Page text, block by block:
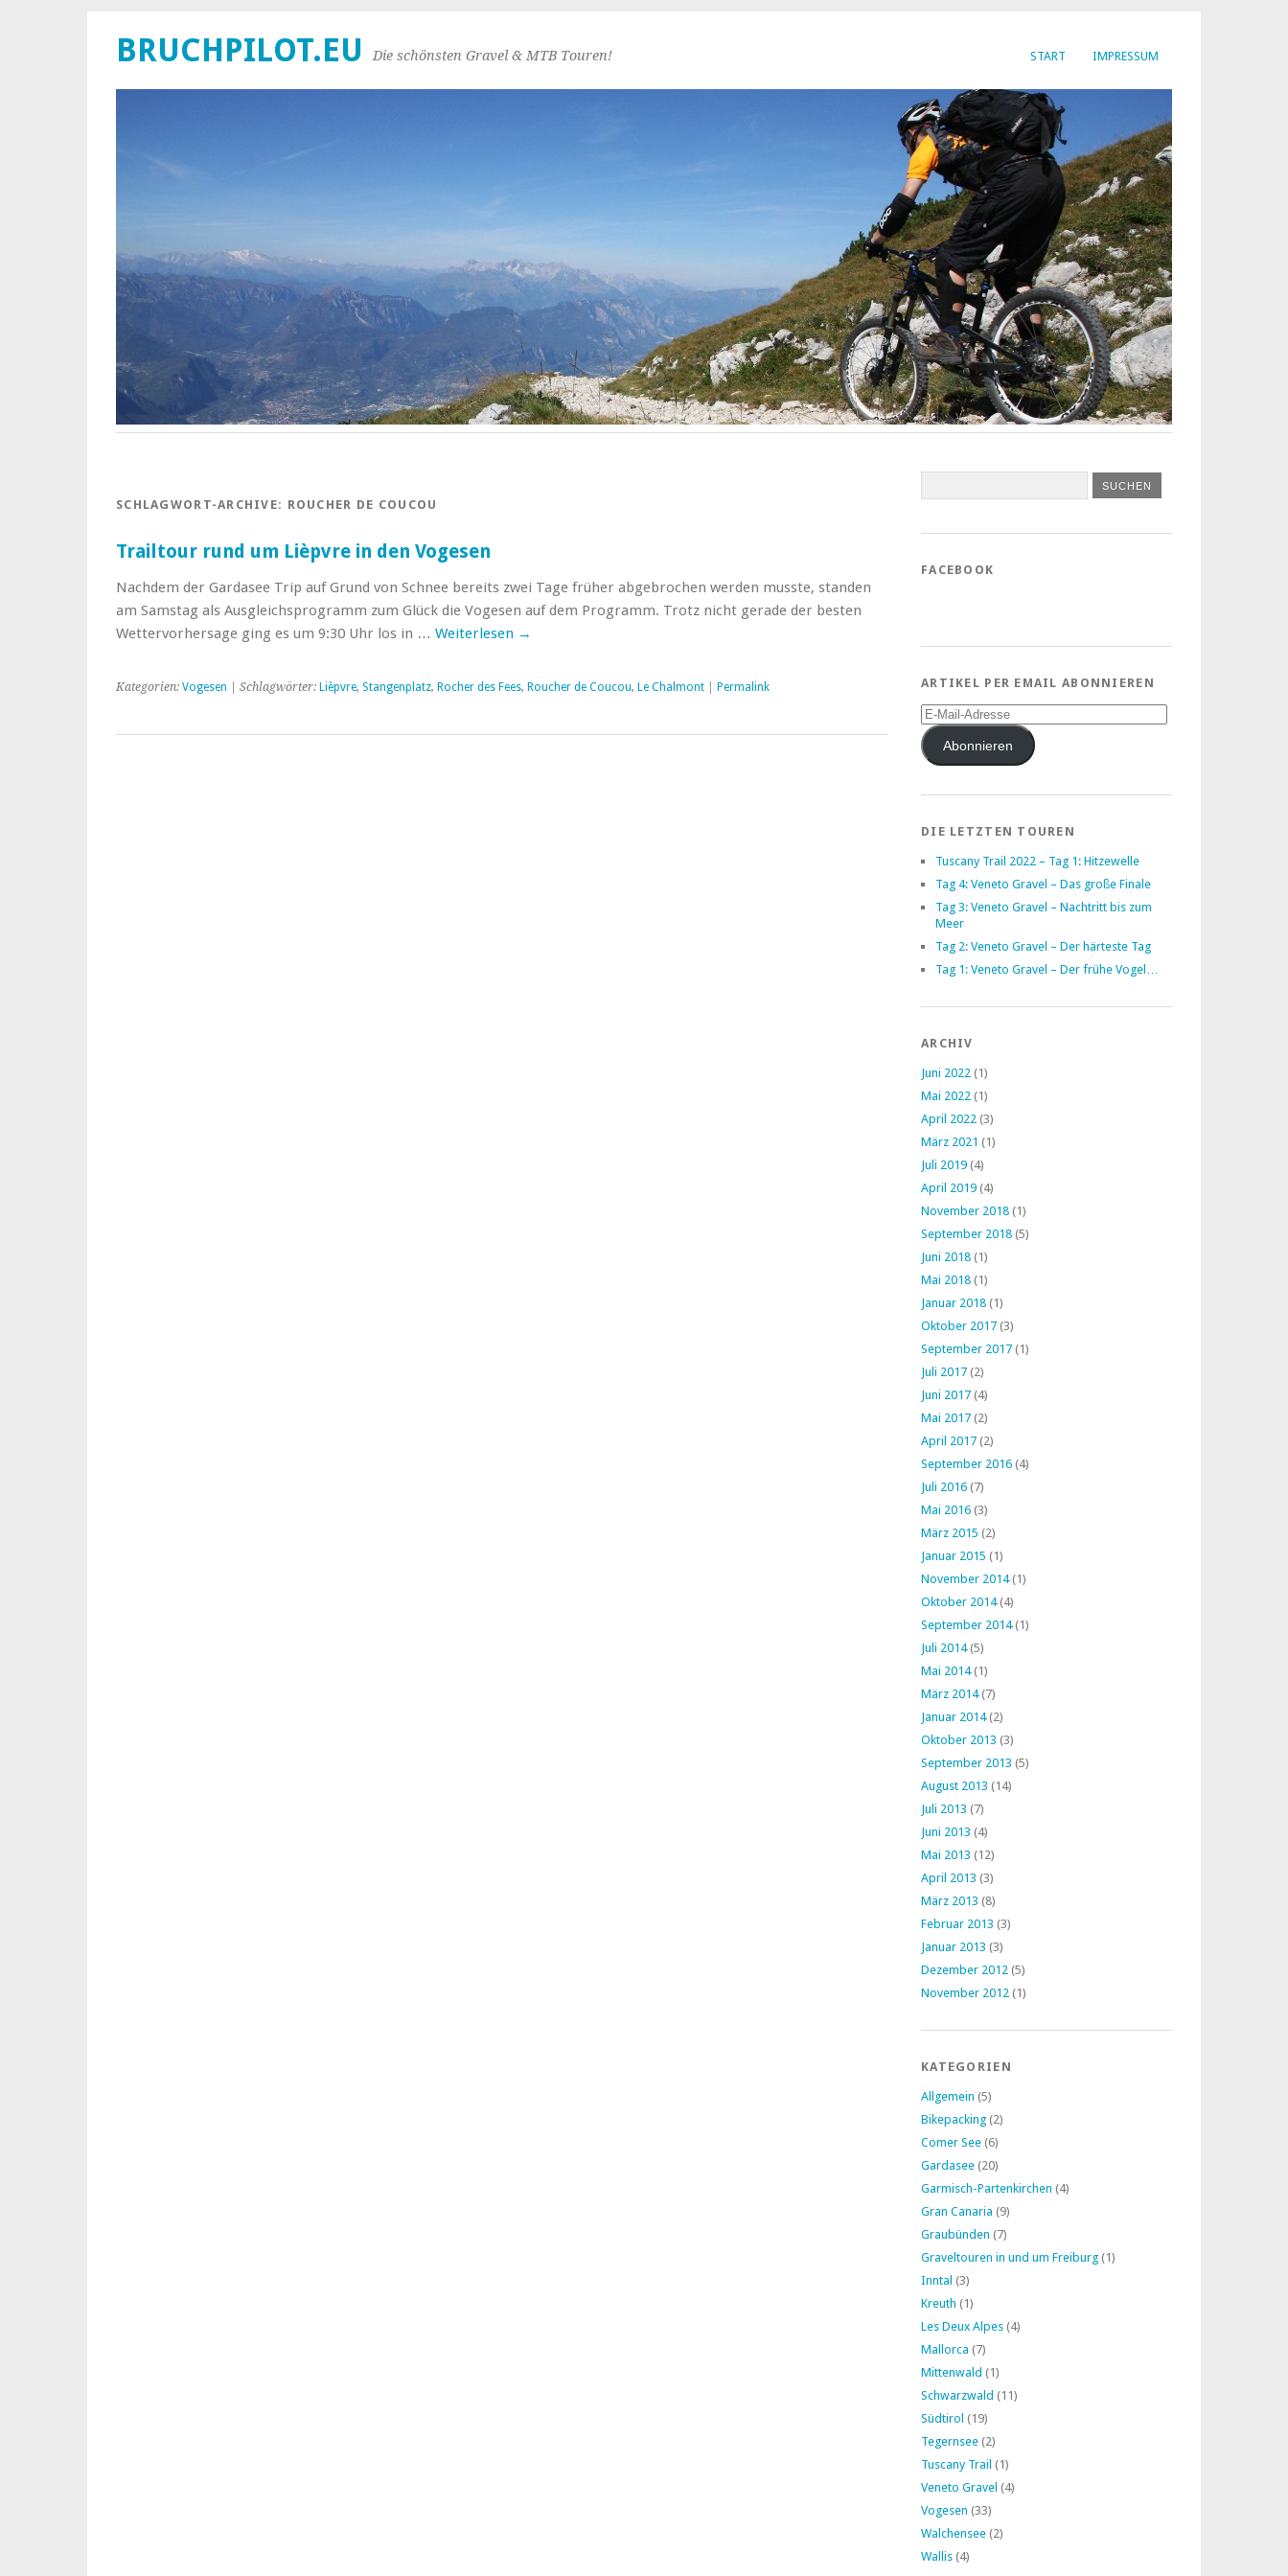
START IMPRESSUM
BRUCHPILOT.EU Die schönsten Gravel & MTB Touren!
SCHLAGWORT-ARCHIVE: ROUCHER DE COUCOU
Trailtour rund um Lièpvre in den Vogesen
Nachdem der Gardasee Trip auf Grund von Schnee bereits zwei Tage früher abgebrochen werden musste, standen
am Samstag als Ausgleichsprogramm zum Glück die Vogesen auf dem Programm. Trotz nicht gerade der besten
Wettervorhersage ging es um 9:30 Uhr los in … Weiterlesen →
Kategorien: Vogesen | Schlagwörter: Lièpvre, Stangenplatz, Rocher des Fees, Roucher de Coucou, Le Chalmont Permalink
FACEBOOK
ARTIKEL PER EMAIL ABONNIEREN
E-
Mail-
AdresseAbonnieren
DIE LETZTEN TOUREN
Tuscany Trail 2022 – Tag 1: Hitzewelle
Tag 4: Veneto Gravel – Das große Finale
Tag 3: Veneto Gravel – Nachtritt bis zum
Meer
Tag 2: Veneto Gravel – Der härteste Tag
Tag 1: Veneto Gravel – Der frühe Vogel…
ARCHIV
Juni 2022 (1)
Mai 2022 (1)
April 2022 (3)
März 2021 (1)
Juli 2019 (4)
April 2019 (4)
November 2018 (1)
September 2018 (5)
Juni 2018 (1)
Mai 2018 (1)
Januar 2018 (1)
Oktober 2017 (3)
September 2017 (1)
Juli 2017 (2)
Juni 2017 (4)
Mai 2017 (2)
April 2017 (2)
September 2016 (4)
Juli 2016 (7)
Mai 2016 (3)
März 2015 (2)
Januar 2015 (1)
November 2014(1)
Oktober 2014(4)
September 2014(1)
Juli 2014(5)
Mai 2014(1)
März 2014(7)
Januar 2014(2)
Oktober 2013 (3)
September 2013 (5)
August 2013 (14)
Juli 2013 (7)
Juni 2013 (4)
Mai 2013 (12)
April 2013 (3)
März 2013 (8)
Februar 2013 (3)
Januar 2013 (3)
Dezember 2012 (5)
November 2012 (1)
KATEGORIEN
Allgemein (5)
Bikepacking (2)
Comer See (6)
Gardasee (20)
Garmisch-Partenkirchen (4)
Gran Canaria (9)
Graubünden (7)
Graveltouren in und um Freiburg (1)
Inntal (3)
Kreuth (1)
Les Deux Alpes (4)
Mallorca (7)
Mittenwald (1)
Schwarzwald (11)
Südtirol (19)
Tegernsee (2)
Tuscany Trail (1)
Veneto Gravel (4)
Vogesen (33)
Walchensee (2)
Wallis (4)